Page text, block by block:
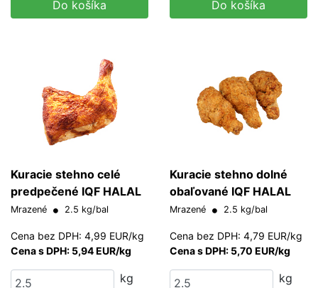
Do košíka Do košíka
Kuracie stehno celé
predpečené IQF HALAL
Mrazené 2.5 kg/bal
Cena bez DPH: 4,99 EUR/kg
Cena s DPH: 5,94 EUR/kg
kg
Kuracie stehno dolné
obaľované IQF HALAL
Mrazené 2.5 kg/bal
Cena bez DPH: 4,79 EUR/kg
Cena s DPH: 5,70 EUR/kg
kg